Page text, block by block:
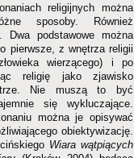
religijnych można
sposoby. Również
Dwa podstawowe można
pierwsze, z wnętrza religii
wierzącego) i po
religię jako zjawisko
Nie muszą to być
się wykluczające.
można je opisywać
obiektywizację.
Wiara wątpiących